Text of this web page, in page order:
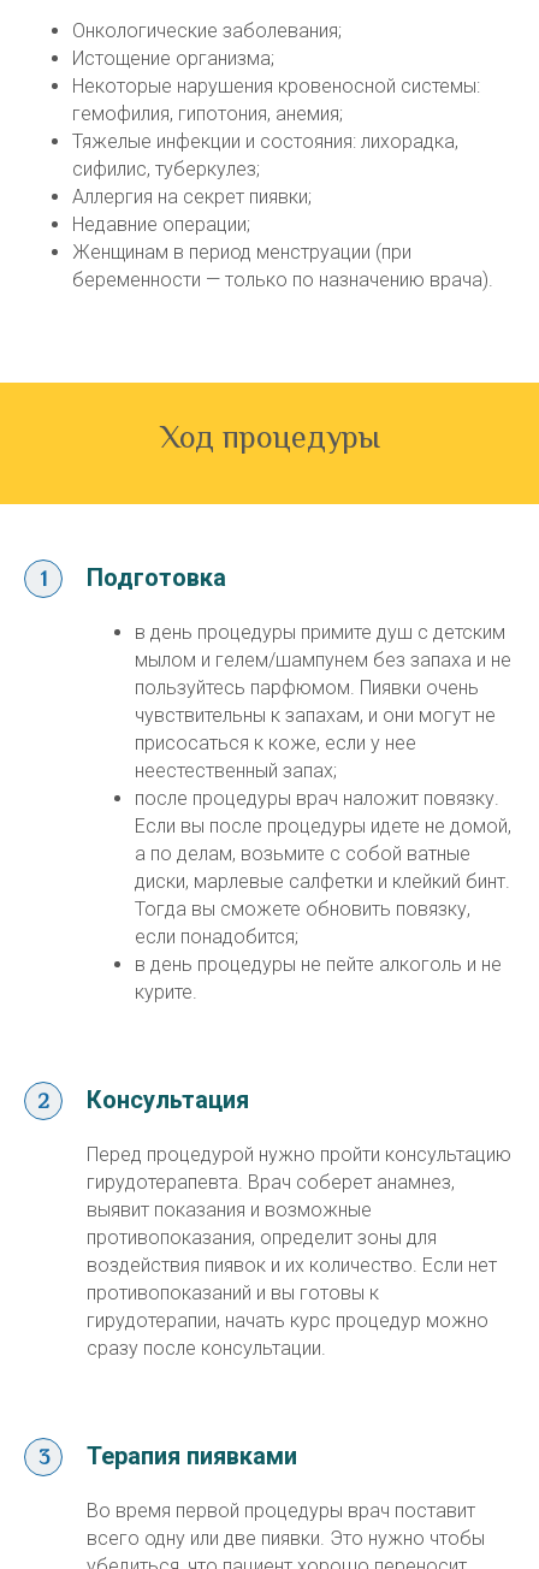
Онкологические заболевания;
Истощение организма;
Некоторые нарушения кровеносной системы:
гемофилия, гипотония, анемия;
Тяжелые инфекции и состояния: лихорадка,
сифилис, туберкулез;
Аллергия на секрет пиявки;
Недавние операции;
Женщинам в период менструации (при
беременности — только по назначению врача).
Ход процедуры
Подготовка
в день процедуры примите душ с детским
мылом и гелем/шампунем без запаха и не
пользуйтесь парфюмом. Пиявки очень
чувствительны к запахам, и они могут не
присосаться к коже, если у нее
неестественный запах;
после процедуры врач наложит повязку.
Если вы после процедуры идете не домой,
а по делам, возьмите с собой ватные
диски, марлевые салфетки и клейкий бинт.
Тогда вы сможете обновить повязку,
если понадобится;
в день процедуры не пейте алкоголь и не
курите.
Консультация
Перед процедурой нужно пройти консультацию
гирудотерапевта. Врач соберет анамнез,
выявит показания и возможные
противопоказания, определит зоны для
воздействия пиявок и их количество. Если нет
противопоказаний и вы готовы к
гирудотерапии, начать курс процедур можно
сразу после консультации.
Терапия пиявками
Во время первой процедуры врач поставит
всего одну или две пиявки. Это нужно чтобы